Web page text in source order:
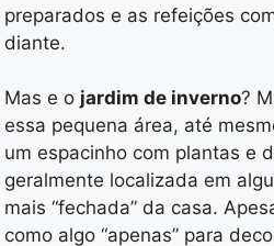
preparados e as refeições
diante.
Mas e o jardim de inverno?
essa pequena área, até
um espacinho com plantas e
geralmente localizada em
mais “fechada” da casa.
como algo “apenas” para